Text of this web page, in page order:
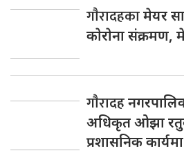
गाैरादहकामेयर
काेराेना संक्रमण,
गाैरादह
अधिकृत ओझा
प्रशासनिक